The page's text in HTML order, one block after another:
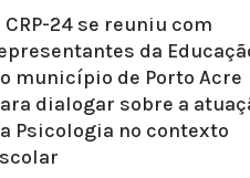
CRP-24 se reuniu com
da
município de Porto Acre
dialogar sobre a
Psicologia no contexto